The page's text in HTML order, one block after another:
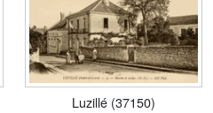
Luzillé (37150)